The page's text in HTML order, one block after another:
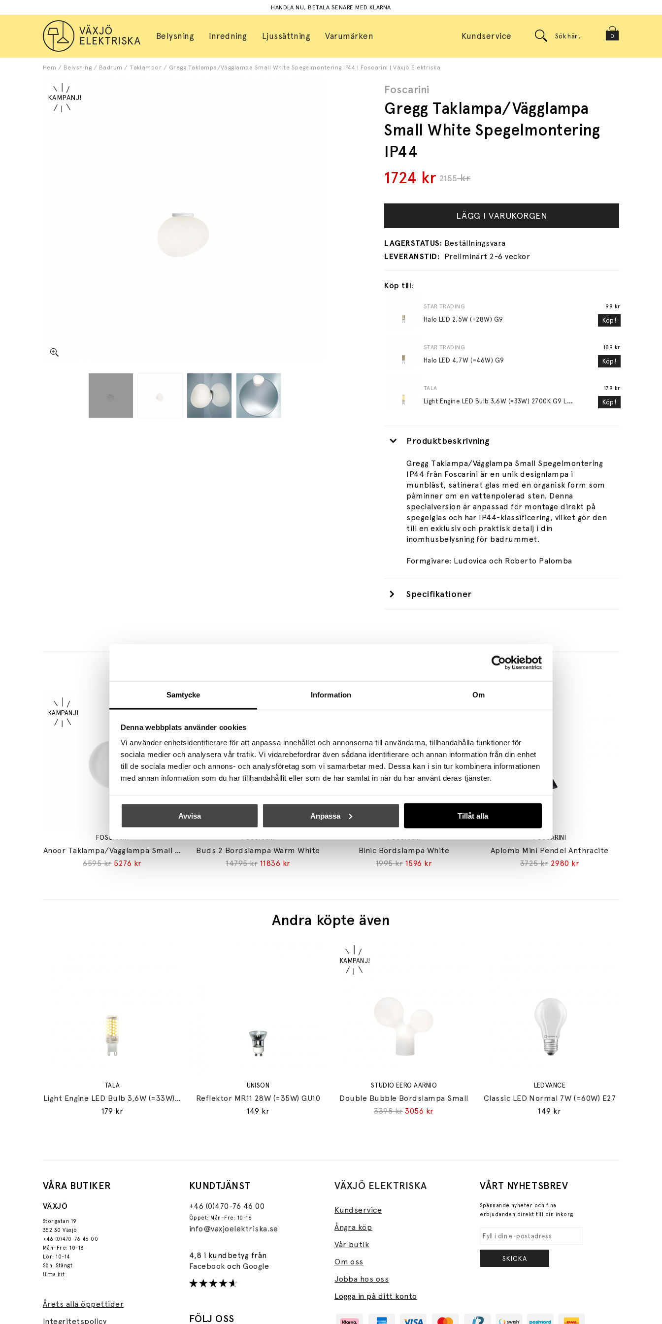
Samtycke Information Om
Denna webbplats använder cookies
Vi använder enhetsidentifierare för att anpassa innehållet och annonserna till användarna, tillhandahålla funktioner för
sociala medier och analysera vår trafik. Vi vidarebefordrar även sådana identifierare och annan information från din enhet
till de sociala medier och annons- och analysföretag som vi samarbetar med. Dessa kan i sin tur kombinera informationen
med annan information som du har tillhandahållit eller som de har samlat in när du har använt deras tjänster.
Avvisa Anpassa Tillåt alla
HANDLA NU, BETALA SENARE MED KLARNA
Belysning Inredning Ljussättning Varumärken 0
Kundservice
Hem / Belysning / Badrum /Taklampor / Gregg Taklampa/Vägglampa Small White Spegelmontering IP44 | Foscarini | Växjö Elektriska
Foscarini
Gregg Taklampa/Vägglampa
Small White Spegelmontering
IP44
2155kr
1724 kr
LÄGG I VARUKORGEN
Preliminärt 2-6 veckor
Köp till:
STAR TRADING
Halo LED 2,5W (=28W) G9
99 kr
Köp!
STAR TRADING
Halo LED 4,7W (=46W) G9
189 kr
Köp!
TALA
L
ight Engine LED Bulb 3,6W (=33W) 2700K G9 Lightly Frosted
179 kr
Köp!
Produktbeskrivning
Gregg Taklampa/Vägglampa Small Spegelmontering
IP44 från Foscarini är en unik designlampa i
munblåst, satinerat glas med en organisk form som
påminner om en vattenpolerad sten. Denna
specialversion är anpassad för montage direkt på
spegelglas och har IP44-klassificering, vilket gör den
till en exklusiv och praktisk detalj i din
inomhusbelysning för badrummet.
Formgivare: Ludovica och Roberto Palomba
Specifikationer
FOSCARINI
Anoor Taklampa/Vägglampa Small White
6595 kr 5276 kr
Buds 2 Bordslampa Warm White
14795 kr 11836 kr
Binic Bordslampa White
1995 kr 1596 kr
FOSCARINI
Aplomb Mini Pendel Anthracite
3725 kr 2980 kr
Andra köpte även
TALA
Light Engine LED Bulb 3,6W (=33W) 2700K G9 Lightly Frosted
179 kr
UNISON
Reflektor MR11 28W (=35W) GU10
149 kr
STUDIO EERO AARNIO
Double Bubble Bordslampa Small
3395 kr 3056 kr
LEDVANCE
Classic LED Normal 7W (=60W) E27
149 kr
VÅRA BUTIKER
VÄXJÖ
Storgatan 19
352 30 Växjö
+46 (0)470-76 46 00
Mån–Fre: 10-18
Lör: 10-14
Sön: Stängt
Hitta hit
Årets alla öppettider
Integritetspolicy
KUNDTJÄNST
+46 (0)470-76 46 00
Öppet: Mån–Fre: 10-16
info@vaxjoelektriska.se
4,8 i kundbetyg från
FacebookochGoogle
VÄXJÖ ELEKTRISKA
Kundservice
Ångra köp
Vår butik
Om oss
Jobba hos oss
Logga in på ditt konto
VÅRT NYHETSBREV
Spännande nyheter och fina
erbjudanden direkt till din inkorg
SKICKA
FÖLJ OSS